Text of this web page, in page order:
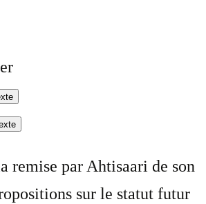
remise par Ahtisaari de son
sur le statut futur